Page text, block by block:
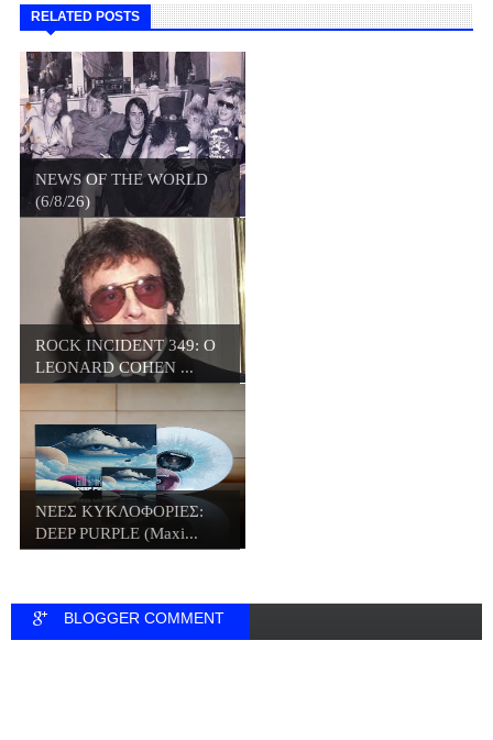
RELATED POSTS
NEWS OF THE WORLD
(6/8/26)
ROCK INCIDENT 349: O
LEONARD COHEN ...
ΝΕΕΣ ΚΥΚΛΟΦΟΡΙΕΣ:
DEEP PURPLE (Maxi...
BLOGGER COMMENT